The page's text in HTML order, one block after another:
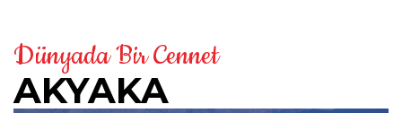
Dünyada Bir Cennet
AKYAKA